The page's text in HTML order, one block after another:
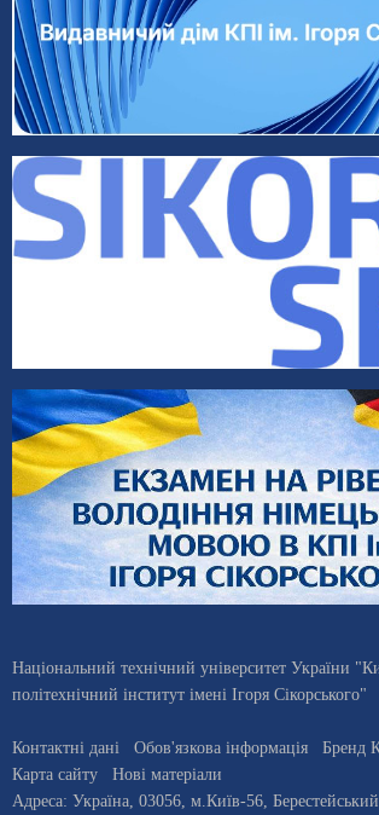
Національний технічний університет України
політехнічний інститут імені Ігоря Сікорського"
Контактні дані Обов'язкова інформація Бренд
Карта сайту
Нові матеріали
Адреса: Україна 03056 , м. Київ-56,